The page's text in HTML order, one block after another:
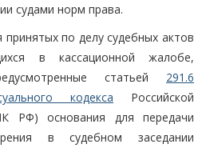
судами норм права.
принятых по делу судебных актов
в кассационной жалобе,
статьей 291.6
кодекса Российской
РФ) основания для передачи
в судебном заседании